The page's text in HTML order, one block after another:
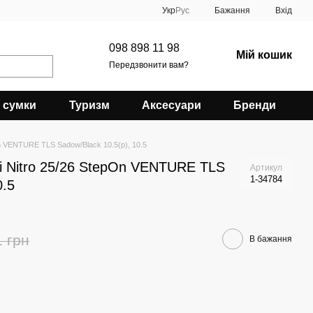
УкрРус Бажання Вхід
098 898 11 98
Передзвонити вам?
Мій кошик
сумки Туризм Аксесуари Бренди
VENTURE TLS Sadow/Black 10.5(р), 10.5
Nitro 25/26 StepOn VENTURE TLS
Артикул
1-34784
грн В бажання